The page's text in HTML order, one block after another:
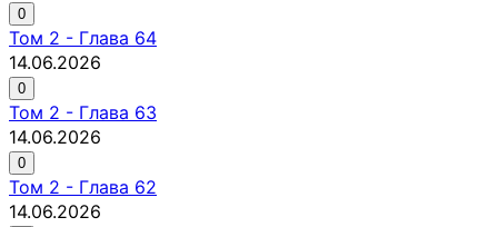
0
Том 2 - Глава 64
14.06.2026
0
Том 2 - Глава 63
14.06.2026
0
Том 2 - Глава 62
14.06.2026